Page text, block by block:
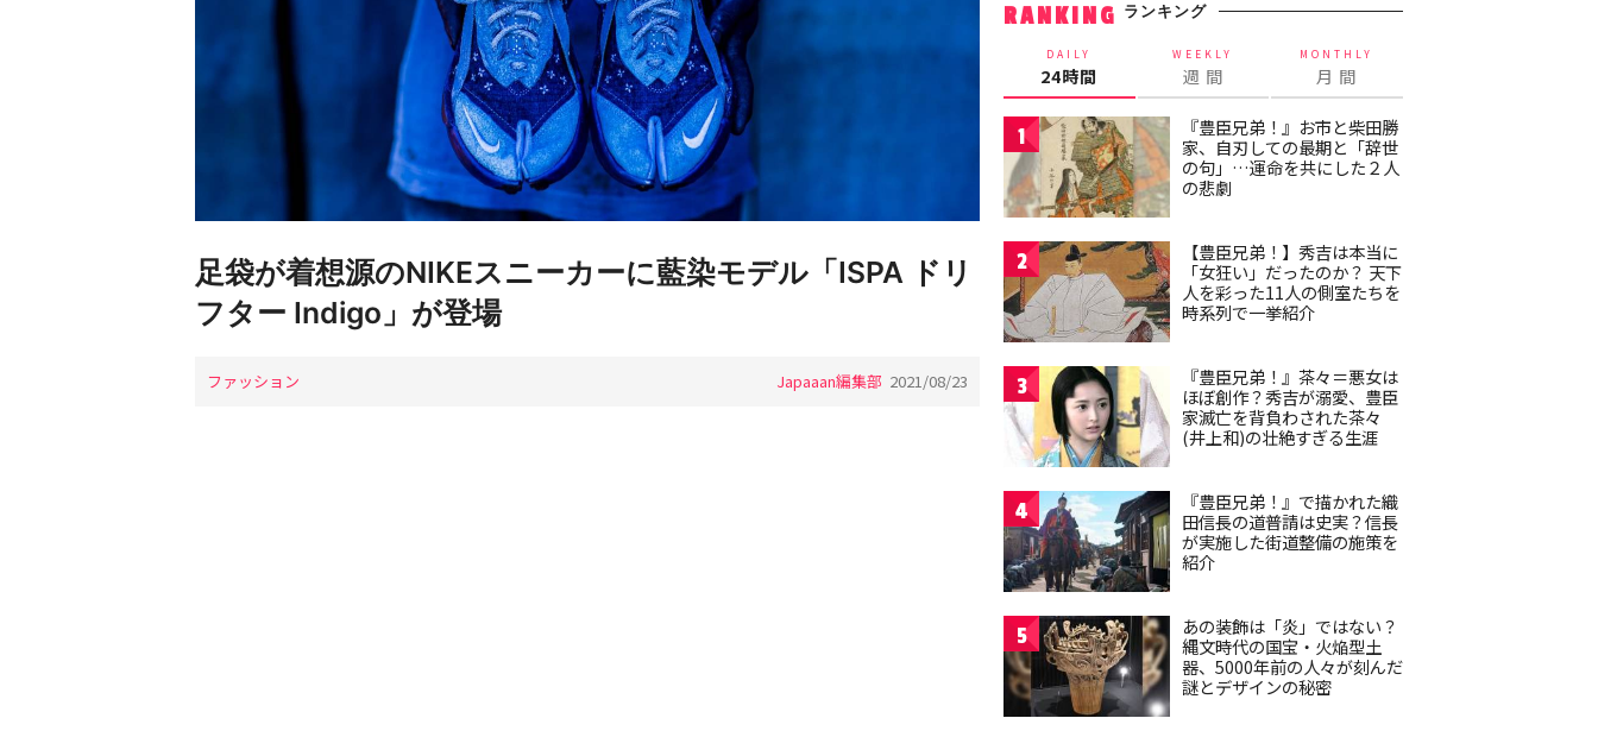
足袋が着想源のNIKEスニーカーに藍染モデル「ISPA ドリ
フター Indigo」が登場
ファッション Japaaan編集部 2021/08/23
RANKING ランキング
DAILY
24時間
WEEKLY
週 間
MONTHLY
月 間
1
『豊臣兄弟！』お市と柴田勝
家、自刃しての最期と「辞世
の句」…運命を共にした２人
の悲劇
2
【豊臣兄弟！】秀吉は本当に
「女狂い」だったのか？ 天下
人を彩った11人の側室たちを
時系列で一挙紹介
3
『豊臣兄弟！』茶々＝悪女は
ほぼ創作？秀吉が溺愛、豊臣
家滅亡を背負わされた茶々
(井上和)の壮絶すぎる生涯
4
『豊臣兄弟！』で描かれた織
田信長の道普請は史実？信長
が実施した街道整備の施策を
紹介
5
あの装飾は「炎」ではない？
縄文時代の国宝・火焔型土
器、5000年前の人々が刻んだ
謎とデザインの秘密